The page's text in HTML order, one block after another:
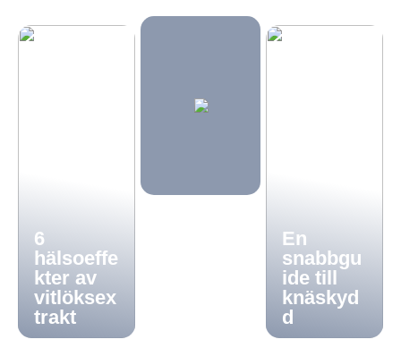
6
hälsoeffe
kter av
vitlöksex
trakt
En
snabbgu
ide till
knäskyd
d